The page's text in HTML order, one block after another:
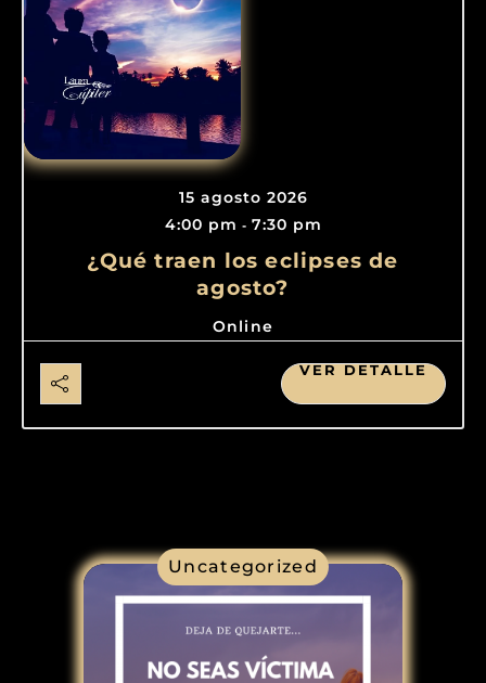
15 agosto 2026
4:00 pm - 7:30 pm
¿Qué traen los eclipses de
agosto?
Online
VER DETALLE
Uncategorized